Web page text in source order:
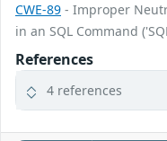
CWE-89 - Improper
in an SQL Command
References
4 references